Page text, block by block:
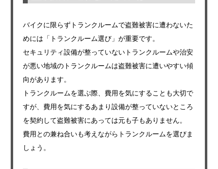
バイクに限らずトランクルームで盗難被害に遭わないた
めには「トランクルーム選び」が重要です。
セキュリティ設備が整っていないトランクルームや治安
が悪い地域のトランクルームは盗難被害に遭いやすい傾
向があります。
トランクルームを選ぶ際、費用を気にすることも大切で
すが、費用を気にするあまり設備が整っていないところ
を契約して盗難被害にあっては元も子もありません。
費用との兼ね合いも考えながらトランクルームを選びま
しょう。